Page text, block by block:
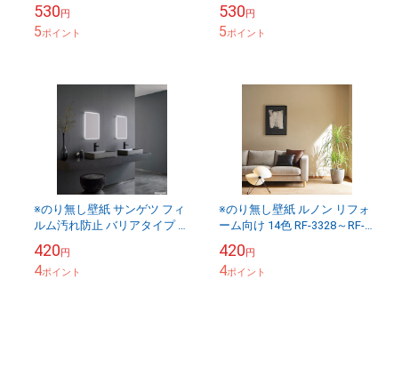
枚入り（販売単位：枚）
530円
5ポイント
2028 1ケース20枚入り（...
530円
5ポイント
※のり無し壁紙 サンゲツ フィ
ルム汚れ防止 バリアタイプ パ
TH34469 FAITH（フェイス）
...
420円
4ポイント
※のり無し壁紙 ルノン リフォ
ーム向け 14色 RF-3328～RF-
2025-2028 （購...
420円
4ポイント